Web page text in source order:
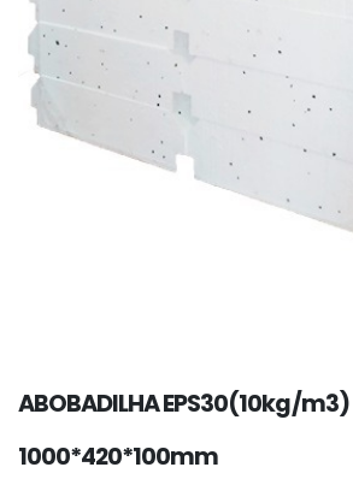
ABOBADILHA EPS30(10kg/m3)
1000*420*100mm